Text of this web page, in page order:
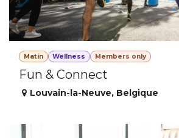
Matin Wellness Members only
Fun & Connect
Louvain-la-Neuve, Belgique